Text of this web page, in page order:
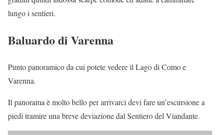
lungo i sentieri.
Baluardo di Varenna
Punto panoramico da cui potete vedere il Lago di Como e
Varenna.
Il panorama è molto bello per arrivarci devi fare un’escursione a
piedi tramire una breve deviazione dal Sentiero del Viandante.